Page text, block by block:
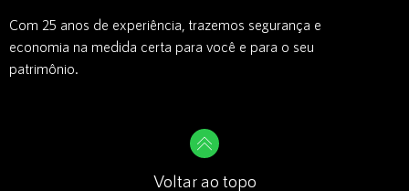
Com 25 anos de experiência, trazemos segurança e
economia na medida certa para você e para o seu
patrimônio.
Voltar ao topo